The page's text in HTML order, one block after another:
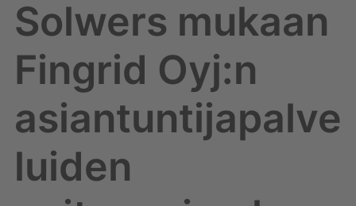
Solwers mukaan
Fingrid Oyj:n
asiantuntijapalve
luiden